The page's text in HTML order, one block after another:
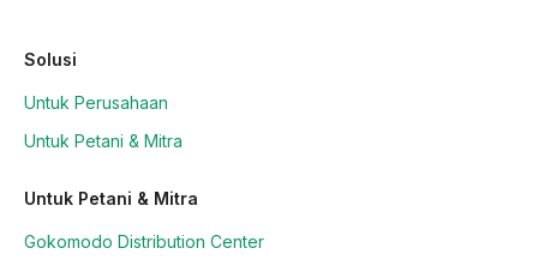
Solusi
Untuk Perusahaan
Untuk Petani & Mitra
Untuk Petani & Mitra
Gokomodo Distribution Center